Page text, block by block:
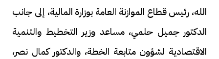
الله، رئيس قطاع الموازنة العامة بوزارة المالية، إلى جانب
الدكتور جميل حلمي، مساعد وزير التخطيط والتنمية
الاقتصادية لشؤون متابعة الخطة، والدكتور كمال نصر،